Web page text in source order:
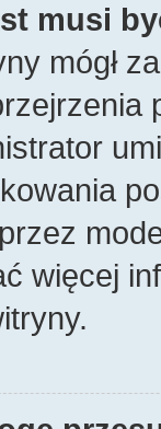
musi
mógł
więcej